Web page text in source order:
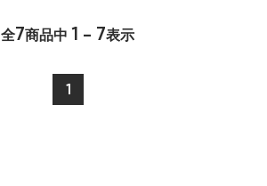
全7商品中 1 - 7表示
1